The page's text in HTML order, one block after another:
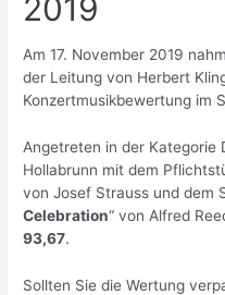
2019
Am 17. November 2019
der Leitung von Herbert
Konzertmusikbewertung im
Angetreten in der Kategorie
Hollabrunn mit dem
von Josef Strauss und dem
Celebration“ von Alfred
93,67.
Sollten Sie die Wertung